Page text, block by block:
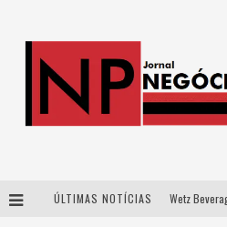
ÚLTIMAS NOTÍCIAS